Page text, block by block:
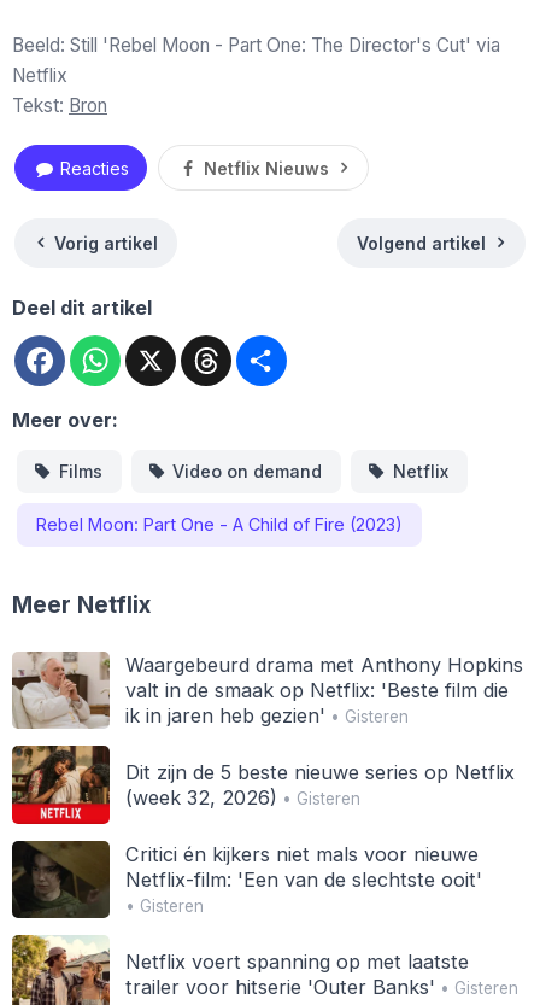
Beeld: Still 'Rebel Moon - Part One: The Director's Cut' via
Netflix
Tekst: Bron
Reacties Netflix Nieuws
Vorig artikel Volgend artikel
Deel dit artikel
FacebookWhatsApp
X Threads
Meer over:
Films Video on demand Netflix
Rebel Moon: Part One - A Child of Fire (2023)
Meer Netflix
Waargebeurd drama met Anthony Hopkins
valt in de smaak op Netflix: 'Beste film die
ik in jaren heb gezien' • Gisteren
Dit zijn de 5 beste nieuwe series op Netflix
(week 32, 2026) • Gisteren
Critici én kijkers niet mals voor nieuwe
Netflix-film: 'Een van de slechtste ooit'
• Gisteren
Netflix voert spanning op met laatste
trailer voor hitserie 'Outer Banks' • Gisteren